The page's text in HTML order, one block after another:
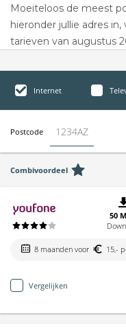
Moeiteloos de meest
hieronder jullie adres
tarieven van augustus
Internet
Postcode
Combivoordeel
50
8 maanden voor 15,-
Vergelijken